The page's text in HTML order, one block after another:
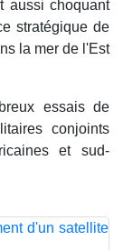
aussi choquant
stratégique de
la mer de l'Est
essais de
conjoints
et sud-